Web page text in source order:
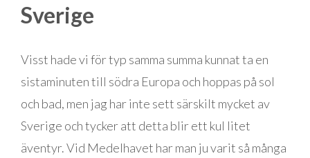
Sverige
Visst hade vi för typ samma summa kunnat ta en
sistaminuten till södra Europa och hoppas på sol
och bad, men jag har inte sett särskilt mycket av
Sverige och tycker att detta blir ett kul litet
äventyr. Vid Medelhavet har man ju varit så många